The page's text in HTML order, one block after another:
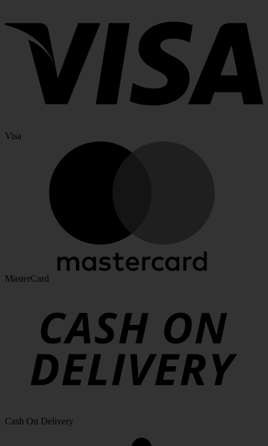
Visa
MasterCard
Cash On Delivery